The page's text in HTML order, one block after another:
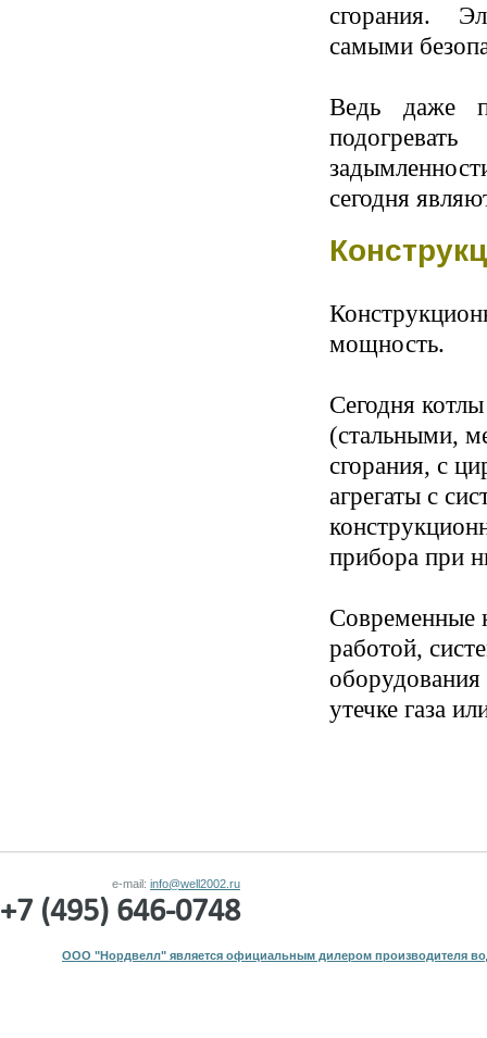
сгорания.
самыми
Ведь даже
сегодня
мощность.
Сегодня
(стальными,
сгорания, с
агрегаты с
прибора при
Современные
работой,
оборудования
утечке газа
e-mail: info@well2002.ru
+7 (495) 646-0748
ООО "Нордвелл" является официальным дилером производителя